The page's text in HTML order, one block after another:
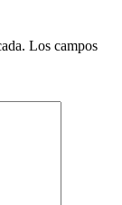
Los campos